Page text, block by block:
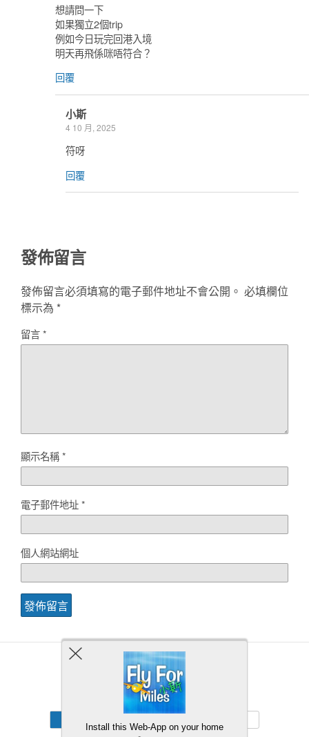
想請問一下
如果獨立2個trip
例如今日玩完回港入境
明天再飛係咪唔符合？
回覆
小斯
4 10 月, 2025
符呀
回覆
發佈留言
發佈留言必須填寫的電子郵件地址不會公開。 必填欄位
標示為 *
留言*
顯示名稱*
電子郵件地址*
個人網站網址
Back to top
Install this Web-App on your home